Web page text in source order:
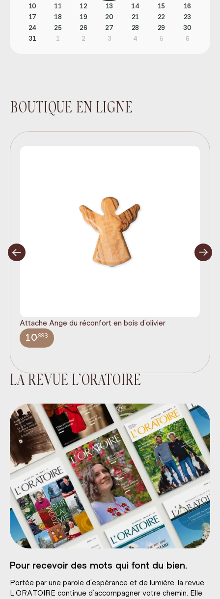
10
11 12 13 14 15
16
17
18 19 20 21 22
23
24
25 26 27 28 29
30
31
1 2 3 4 5 6
BOUTIQUE EN LIGNE
Attache Ange du réconfort en bois d'olivier
10,99$
LA REVUE L’ORATOIRE
Pour recevoir des mots qui font du bien.
Portée par une parole d’espérance et de lumière, la revue
L’ORATOIRE continue d’accompagner votre chemin. Elle